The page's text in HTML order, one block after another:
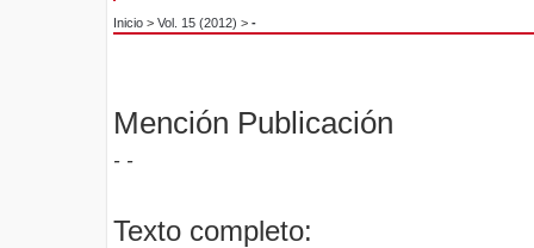
Inicio > Vol. 15 (2012) > -
Mención Publicación
- -
Texto completo: